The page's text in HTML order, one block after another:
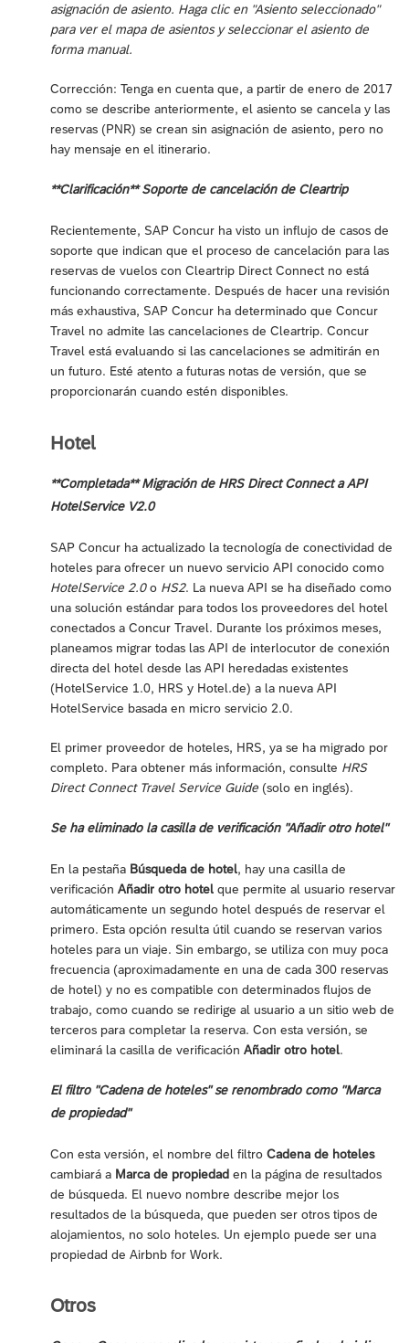
asignación de asiento. Haga clic en "Asiento seleccionado"
para ver el mapa de asientos y seleccionar el asiento de
forma manual.
Corrección: Tenga en cuenta que, a partir de enero de 2017
como se describe anteriormente, el asiento se cancela y las
reservas (PNR) se crean sin asignación de asiento, pero no
hay mensaje en el itinerario.
**Clarificación** Soporte de cancelación de Cleartrip
Recientemente, SAP Concur ha visto un influjo de casos de
soporte que indican que el proceso de cancelación para las
reservas de vuelos con Cleartrip Direct Connect no está
funcionando correctamente. Después de hacer una revisión
más exhaustiva, SAP Concur ha determinado que Concur
Travel no admite las cancelaciones de Cleartrip. Concur
Travel está evaluando si las cancelaciones se admitirán en
un futuro. Esté atento a futuras notas de versión, que se
proporcionarán cuando estén disponibles.
Hotel
**Completada** Migración de HRS Direct Connect a API
HotelService V2.0
SAP Concur ha actualizado la tecnología de conectividad de
hoteles para ofrecer un nuevo servicio API conocido como
HotelService 2.0o HS2. La nueva API se ha diseñado como
una solución estándar para todos los proveedores del hotel
conectados a Concur Travel. Durante los próximos meses,
planeamos migrar todas las API de interlocutor de conexión
directa del hotel desde las API heredadas existentes
(HotelService 1.0, HRS y Hotel.de) a la nueva API
HotelService basada en micro servicio 2.0.
El primer proveedor de hoteles, HRS, ya se ha migrado por
completo. Para obtener más información, consulte HRS
Direct Connect Travel Service Guide (solo en inglés).
Se ha eliminado la casilla de verificación "Añadir otro hotel"
En la pestaña Búsqueda de hotel, hay una casilla de
verificación Añadir otro hotel que permite al usuario reservar
automáticamente un segundo hotel después de reservar el
primero. Esta opción resulta útil cuando se reservan varios
hoteles para un viaje. Sin embargo, se utiliza con muy poca
frecuencia (aproximadamente en una de cada 300 reservas
de hotel) y no es compatible con determinados flujos de
trabajo, como cuando se redirige al usuario a un sitio web de
terceros para completar la reserva. Con esta versión, se
eliminará la casilla de verificación Añadir otro hotel.
El filtro "Cadena de hoteles" se renombrado como "Marca
de propiedad"
Con esta versión, el nombre del filtro Cadena de hoteles
cambiará a Marca de propiedad en la página de resultados
de búsqueda. El nuevo nombre describe mejor los
resultados de la búsqueda, que pueden ser otros tipos de
alojamientos, no solo hoteles. Un ejemplo puede ser una
propiedad de Airbnb for Work.
Otros